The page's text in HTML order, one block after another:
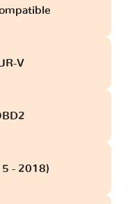
V
- 2018)